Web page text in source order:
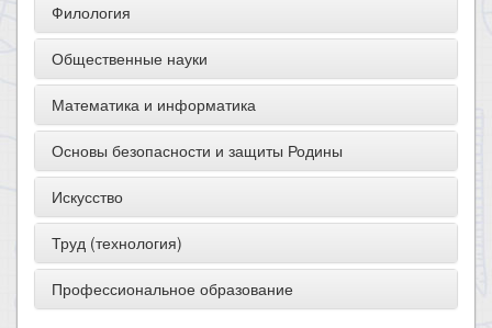
Филология
Общественные науки
Математика и информатика
Основы безопасности и защиты Родины
Искусство
Труд (технология)
Профессиональное образование